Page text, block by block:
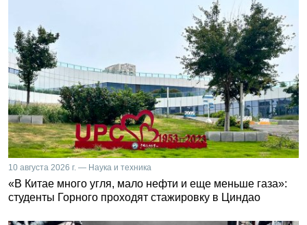
10 августа 2026 г. — Наука и техника
«В Китае много угля, мало нефти и еще меньше газа»:
студенты Горного проходят стажировку в Циндао